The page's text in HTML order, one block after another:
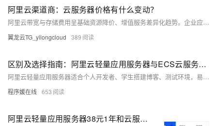
阿里云渠道商：云服务器价格有什么变动？
阿里云带宽与存储费用呈基础资源降价、增值服务差异化趋势。企业应结合业务特点，通过阶梯计价、智能分层、弹性带宽等策略优化成本，借助云监控与预算预警机制，实现高效、可控的云资源管理。
翼龙云TG_yilongcloud 389
区别及选择指南：阿里云轻量应用服务器与ECS云服务器有什么区别？
阿里云轻量应用服务器适合个人开发者、学生搭建博客、测试环境，易用且性价比高；ECS功能更强大，适合企业级应用如大数据、高流量网站。根据需求选择：轻量入门首选，ECS专业之选。
程序媛在线 653
阿里云轻量应用服务器38元1年和云服务器99元1年怎么选？二者性能区别及选择参考